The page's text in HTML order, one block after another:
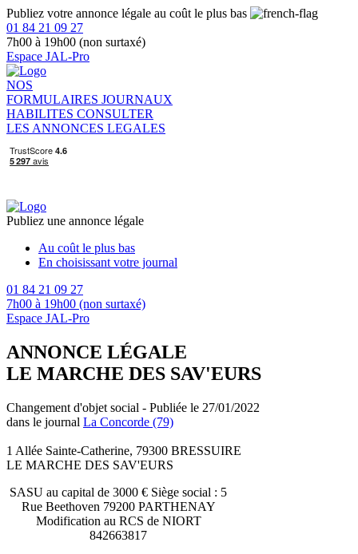
Publiez votre annonce légale au coût le plus bas
01 84 21 09 27
7h00 à 19h00 (non surtaxé)
Espace JAL-Pro
NOS
FORMULAIRES JOURNAUX
HABILITES CONSULTER
LES ANNONCES LEGALES
Publiez une annonce légale
Au coût le plus bas
En choisissant votre journal
01 84 21 09 27
7h00 à 19h00 (non surtaxé)
Espace JAL-Pro
ANNONCE LÉGALE
LE MARCHE DES SAV'EURS
Changement d'objet social - Publiée le 27/01/2022
dans le journal La Concorde (79)
1 Allée Sainte-Catherine, 79300 BRESSUIRE
LE MARCHE DES SAV'EURS
SASU au capital de 3000 € Siège social : 5
Rue Beethoven 79200 PARTHENAY
Modification au RCS de NIORT
842663817